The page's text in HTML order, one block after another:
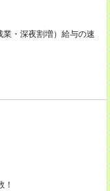
・深夜割増）給与の速
！